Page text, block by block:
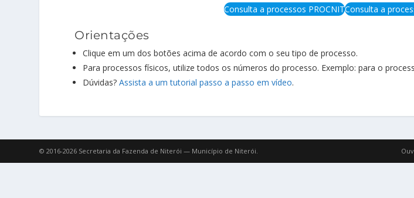
Consulta a processos PROCNITConsulta a
Orientações
Clique em um dos botões acima de acordo com o seu tipo de processo.
Para processos físicos, utilize todos os números do processo. Exemplo: para o
Dúvidas?Assista a um tutorial passo a passo em vídeo.
© 2016-2026 Secretaria da Fazenda de Niterói — Município de Niterói.